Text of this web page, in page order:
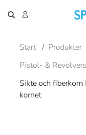
Start / Produkter
Pistol- &
Sikte och
kornet